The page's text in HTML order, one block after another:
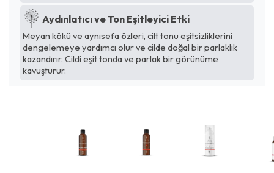
Aydınlatıcı ve Ton Eşitleyici Etki
Meyan kökü ve aynısefa özleri, cilt tonu eşitsizliklerini
dengelemeye yardımcı olur ve cilde doğal bir parlaklık
kazandırır. Cildi eşit tonda ve parlak bir görünüme
kavuşturur.